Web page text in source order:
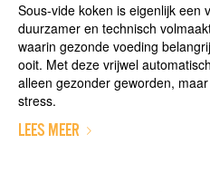
Sous-vide koken is eigenlijk een
duurzamer en technisch
waarin gezonde voeding
ooit. Met deze vrijwel
alleen gezonder geworden,
stress.
LEES MEER